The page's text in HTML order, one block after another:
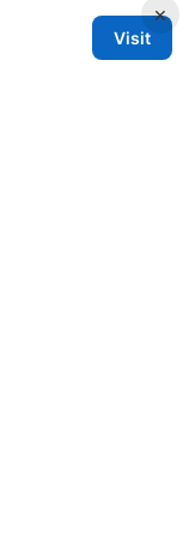
and threat
×
Visit